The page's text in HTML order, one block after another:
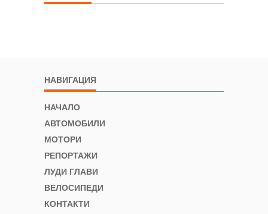
НАВИГАЦИЯ
НАЧАЛО
АВТОМОБИЛИ
МОТОРИ
РЕПОРТАЖИ
ЛУДИ ГЛАВИ
ВЕЛОСИПЕДИ
КОНТАКТИ